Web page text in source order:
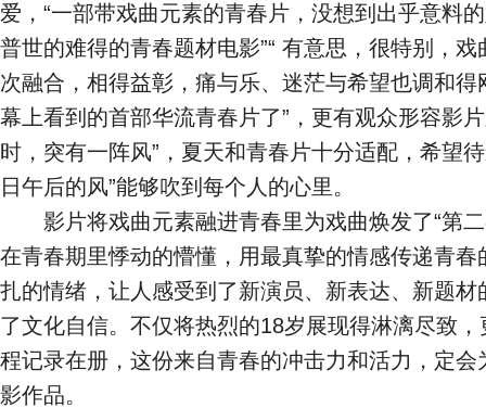
爱，“一部带戏曲元素的青春片，没想到出乎意料
普世的难得的青春题材电影”“ 有意思，很特别，
次融合，相得益彰，痛与乐、迷茫与希望也调和
幕上看到的首部华流青春片了”，更有观众形容影
时，突有一阵风”，夏天和青春片十分适配，希望
日午后的风”能够吹到每个人的心里。
影片将戏曲元素融进青春里为戏曲焕发了“第二
在青春期里悸动的懵懂，用最真挚的情感传递青
扎的情绪，让人感受到了新演员、新表达、新题材
了文化自信。不仅将热烈的18岁展现得淋漓尽致
程记录在册，这份来自青春的冲击力和活力，定
影作品。